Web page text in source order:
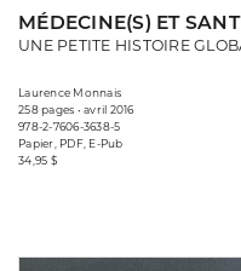
MÉDECINE(S) ET
UNE PETITE HISTOIRE
Laurence Monnais
258 pages • avril 2016
978-2-7606-3638-5
Papier, PDF, E-Pub
34,95 $